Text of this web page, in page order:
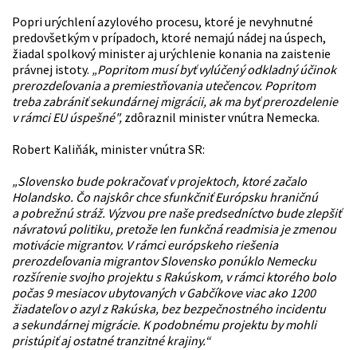
Popri urýchlení azylového procesu, ktoré je nevyhnutné
predovšetkým v prípadoch, ktoré nemajú nádej na úspech,
žiadal spolkový minister aj urýchlenie konania na zaistenie
právnej istoty. „Popritom musí byť vylúčený odkladný účinok
prerozdeľovania a premiestňovania utečencov. Popritom
treba zabrániť sekundárnej migrácii, ak ma byť prerozdelenie
v rámci EU úspešné", zdôraznil minister vnútra Nemecka.
Robert Kaliňák, minister vnútra SR:
„Slovensko bude pokračovať v projektoch, ktoré začalo
Holandsko. Čo najskôr chce sfunkčniť Európsku hraničnú
a pobrežnú stráž. Výzvou pre naše predsedníctvo bude zlepšiť
návratovú politiku, pretože len funkčná readmisia je zmenou
motivácie migrantov. V rámci európskeho riešenia
prerozdeľovania migrantov Slovensko ponúklo Nemecku
rozšírenie svojho projektu s Rakúskom, v rámci ktorého bolo
počas 9 mesiacov ubytovaných v Gabčíkove viac ako 1200
žiadateľov o azyl z Rakúska, bez bezpečnostného incidentu
a sekundárnej migrácie. K podobnému projektu by mohli
pristúpiť aj ostatné tranzitné krajiny.“